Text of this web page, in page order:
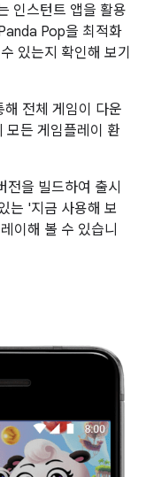
인스턴트 앱을 활용
Pop을 최적화
있는지 확인해 보기
전체 게임이 다운
모든 게임플레이 환
전을 빌드하여 출시
는 '지금 사용해 보
이해 볼 수 있습니